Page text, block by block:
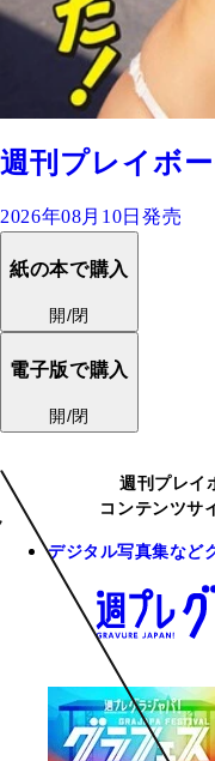
週刊プレイボ
2026年08月10日発売
紙の本で購入
開/閉
電子版で購入
開/閉
週刊プレイ
コンテンツサ
デジタル写真集など